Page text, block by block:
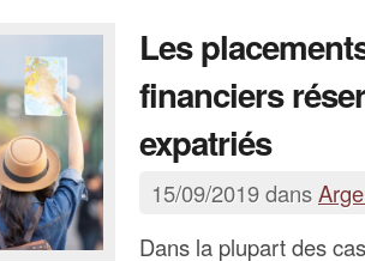
Les
financiers
expatriés
15/09/2019 dans
Dans la plupart des